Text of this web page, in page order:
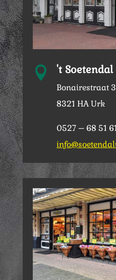
 't
Bonairestraat
8321 HA Urk
0527 – 68 51